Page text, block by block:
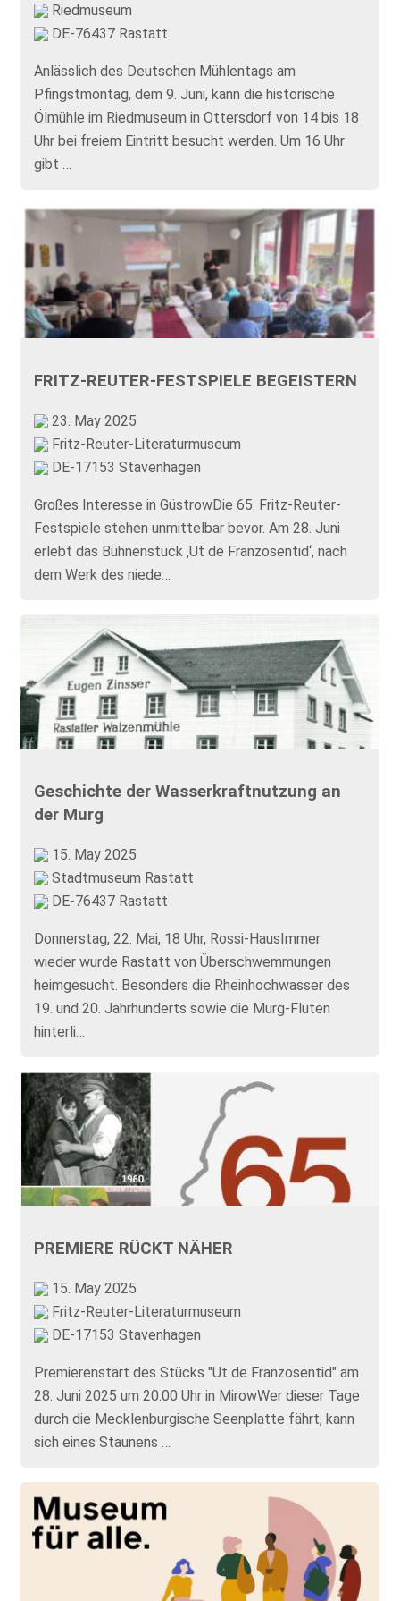
Riedmuseum
DE-76437 Rastatt
Anlässlich des Deutschen Mühlentags am
Pfingstmontag, dem 9. Juni, kann die historische
Ölmühle im Riedmuseum in Ottersdorf von 14 bis 18
Uhr bei freiem Eintritt besucht werden. Um 16 Uhr
gibt …
FRITZ-REUTER-FESTSPIELE BEGEISTERN
23. May 2025
Fritz-Reuter-Literaturmuseum
DE-17153 Stavenhagen
Großes Interesse in GüstrowDie 65. Fritz-Reuter-
Festspiele stehen unmittelbar bevor. Am 28. Juni
erlebt das Bühnenstück ‚Ut de Franzosentid‘, nach
dem Werk des niede…
Geschichte der Wasserkraftnutzung an
der Murg
15. May 2025
Stadtmuseum Rastatt
DE-76437 Rastatt
Donnerstag, 22. Mai, 18 Uhr, Rossi-HausImmer
wieder wurde Rastatt von Überschwemmungen
heimgesucht. Besonders die Rheinhochwasser des
19. und 20. Jahrhunderts sowie die Murg-Fluten
hinterli…
PREMIERE RÜCKT NÄHER
15. May 2025
Fritz-Reuter-Literaturmuseum
DE-17153 Stavenhagen
Premierenstart des Stücks "Ut de Franzosentid" am
28. Juni 2025 um 20.00 Uhr in MirowWer dieser Tage
durch die Mecklenburgische Seenplatte fährt, kann
sich eines Staunens …